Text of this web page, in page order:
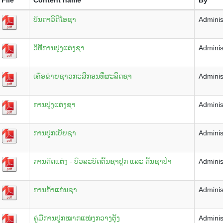
ບັນດາວິດີໂອຊາ
ວິທີການປຸງແຕ່ງຊາ
ເຄືອຂ່າຍຊາວກະສິກອນທີ່ຜະລິດຊາ
ການປຸງແຕ່ງຊາ
ການປູກເບ້ຍຊາ
ການຕັດແຕ່ງ - ບົວລະບັດຕົ້ນຊາປູກ ແລະ ຕົ້ນຊາປ່າ
ການກ້າແກ່ນຊາ
ຄູ່ມືການປູກໝາກແໜ່ງກວາງຕຸ້ງ